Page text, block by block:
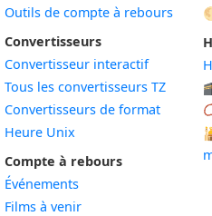
Outils de compte à rebours
Convertisseurs
Convertisseur interactif
Tous les convertisseurs TZ
Convertisseurs de format
Heure Unix
Compte à rebours
Événements
Films à venir